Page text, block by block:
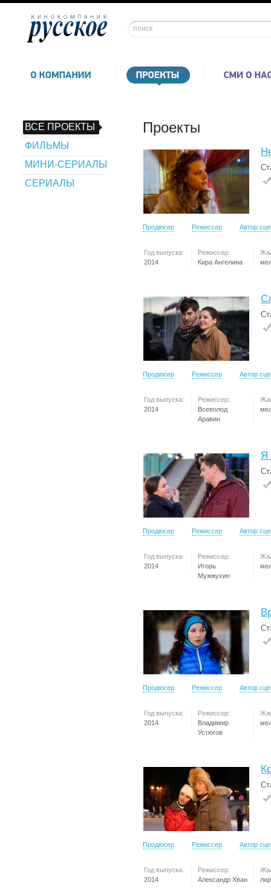
ВСЕ ПРОЕКТЫ
ФИЛЬМЫ
МИНИ-СЕРИАЛЫ
СЕРИАЛЫ
Проекты
Продюсер Режиссер Автор
Год выпуска:
2014
Режиссер:
Кира Ангелина
Продюсер Режиссер Автор
Год выпуска:
2014
Режиссер:
Всеволод
Аравин
Я
Продюсер Режиссер Автор
Год выпуска:
2014
Режиссер:
Игорь
Мужжухин
Продюсер Режиссер Автор
Год выпуска:
2014
Режиссер:
Владимир
Устюгов
Продюсер Режиссер Автор
Год выпуска:
2014
Режиссер:
Александр Хван